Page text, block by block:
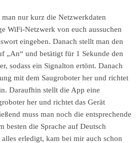
nur kurz die Netzwerkdaten
WiFi-Netzwerk von euch aussuchen
eingeben. Danach stellt man den
„An“ und betätigt für 1 Sekunde den
sodass ein Signalton ertönt. Danach
mit dem Saugroboter her und richtet
Daraufhin stellt die App eine
her und richtet das Gerät
muss man noch die entsprechende
besten die Sprache auf Deutsch
erledigt, kam bei mir auch schon